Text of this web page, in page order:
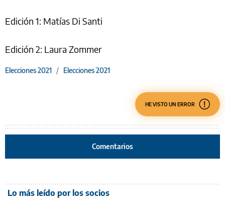
Edición 1: Matías Di Santi
Edición 2: Laura Zommer
Elecciones 2021 / Elecciones 2021
HE VISTO UN ERROR
Comentarios
Lo más leído por los socios